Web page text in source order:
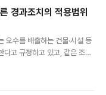
규정하고 있는바,구 건축법
가(「건축법」 제11조제1항에
하 같음) 및 대수선신고(「건축
..
경과조치의 적용범위
오수를 배출하는 건물·시설 등
고 규정하고 있고, 같은 조제
령 별표 1의6에서는 개인하